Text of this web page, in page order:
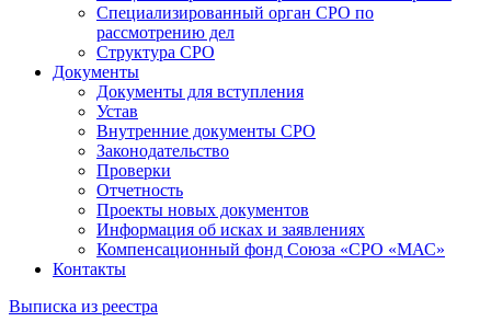
Специализированный орган СРО по
рассмотрению дел
Структура СРО
Документы
Документы для вступления
Устав
Внутренние документы СРО
Законодательство
Проверки
Отчетность
Проекты новых документов
Информация об исках и заявлениях
Компенсационный фонд Союза «СРО «МАС»
Контакты
Выписка из реестра